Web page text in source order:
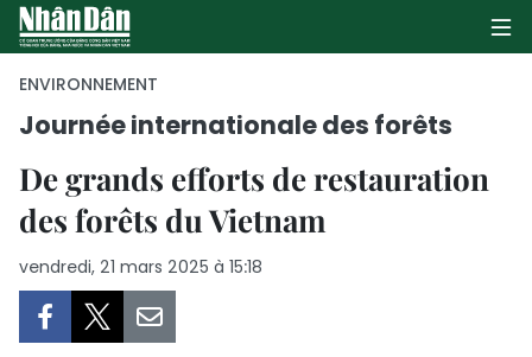
PAGE D'ACCUEIL
POLITIQUE
ÉCONOMIE
ENVIRONNEMENT
Journée internationale des forêts
De grands efforts de restauration
des forêts du Vietnam
vendredi, 21 mars 2025 à 15:18